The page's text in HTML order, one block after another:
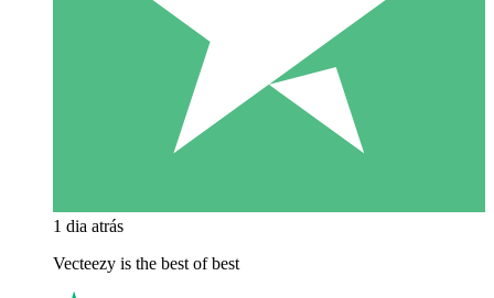
1 dia atrás
Vecteezy is the best of best